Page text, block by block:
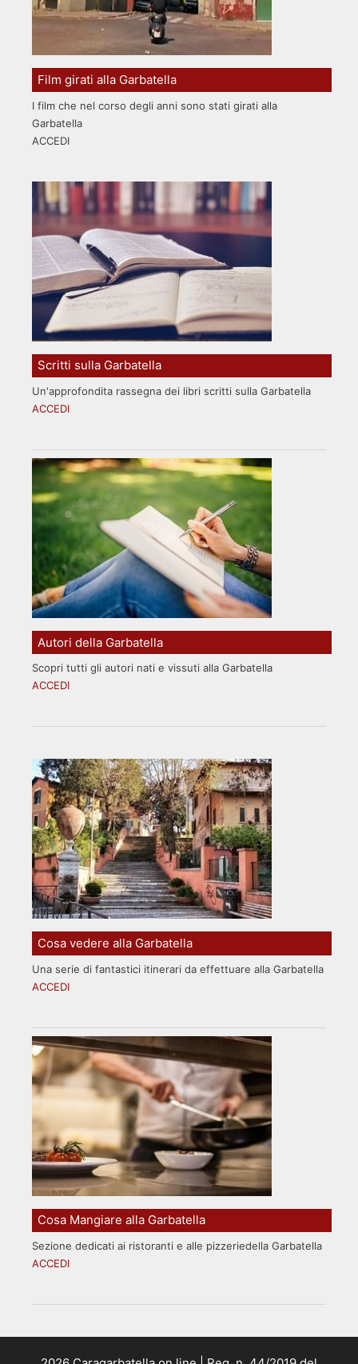
Film girati alla Garbatella
I film che nel corso degli anni sono stati girati alla
Garbatella
ACCEDI
Scritti sulla Garbatella
Un'approfondita rassegna dei libri scritti sulla Garbatella
ACCEDI
Autori della Garbatella
Scopri tutti gli autori nati e vissuti alla Garbatella
ACCEDI
Cosa vedere alla Garbatella
Una serie di fantastici itinerari da effettuare alla Garbatella
ACCEDI
Cosa Mangiare alla Garbatella
Sezione dedicati ai ristoranti e alle pizzeriedella Garbatella
ACCEDI